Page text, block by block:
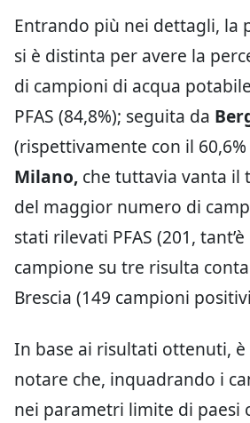
Entrando più nei dettagli, la
si è distinta per avere la
di campioni di acqua
PFAS (84,8%); seguita da
(rispettivamente con il 60,6%
Milano, che tuttavia vanta il
del maggior numero di
stati rilevati PFAS (201,
campione su tre risulta
Brescia (149 campioni
In base ai risultati ottenuti,
notare che, inquadrando i
nei parametri limite di paesi